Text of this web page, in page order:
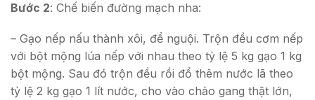
Bước 2: Chế biến đường mạch nha:
– Gạo nếp nấu thành xôi, để nguội. Trộn đều cơm nếp
với bột mộng lúa nếp với nhau theo tỷ lệ 5 kg gạo 1 kg
bột mộng. Sau đó trộn đều rồi đổ thêm nước lã theo
tỷ lệ 2 kg gạo 1 lít nước, cho vào chảo gang thật lớn,